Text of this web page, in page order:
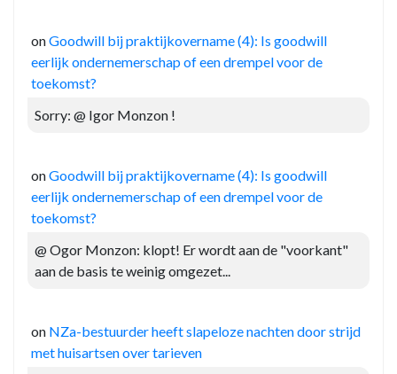
onGoodwill bij praktijkovername (4): Is goodwill
eerlijk ondernemerschap of een drempel voor de
toekomst?
Sorry: @ Igor Monzon !
onGoodwill bij praktijkovername (4): Is goodwill
eerlijk ondernemerschap of een drempel voor de
toekomst?
@ Ogor Monzon: klopt! Er wordt aan de "voorkant"
aan de basis te weinig omgezet...
on NZa-bestuurder heeft slapeloze nachten door strijd
met huisartsen over tarieven